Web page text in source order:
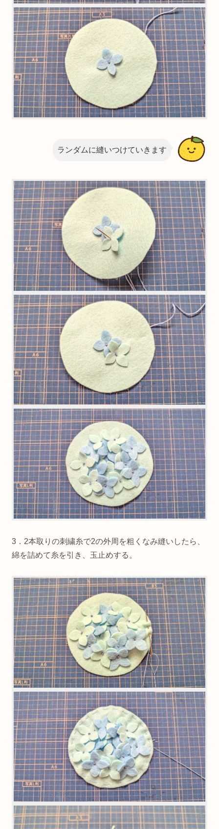
ランダムに縫いつけていきます
3．2本取りの刺繍糸で2の外周を粗くなみ縫いしたら、
綿を詰めて糸を引き、玉止めする。